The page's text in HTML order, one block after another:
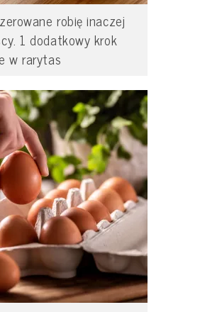
robię inaczej
1 dodatkowy krok
w rarytas